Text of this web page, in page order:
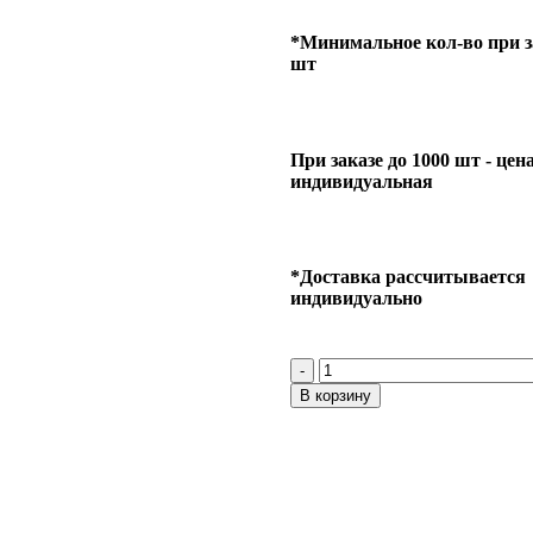
*Минимальное кол-во при
шт
При заказе до 1000 шт -
индивидуальная
*Доставка рассчитывается
индивидуально
В корзину